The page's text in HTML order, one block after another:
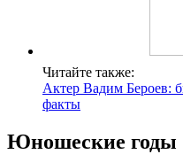
Читайте также:
Актер Вадим Бероев:
факты
Юношеские годы